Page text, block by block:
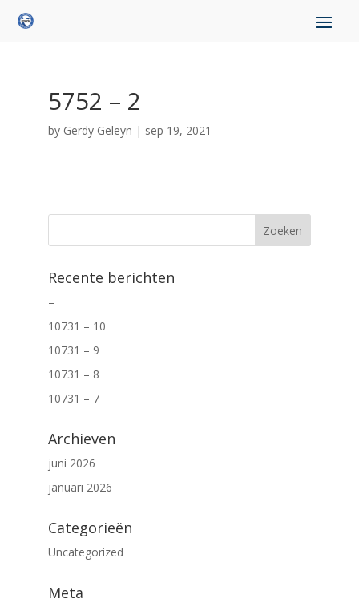
5752 – 2
by Gerdy Geleyn | sep 19, 2021
Recente berichten
–
10731 – 10
10731 – 9
10731 – 8
10731 – 7
Archieven
juni 2026
januari 2026
Categorieën
Uncategorized
Meta